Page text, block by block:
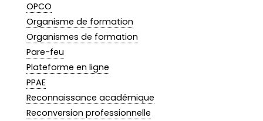
OPCO
Organisme de formation
Organismes de formation
Pare-feu
Plateforme en ligne
PPAE
Reconnaissance académique
Reconversion professionnelle